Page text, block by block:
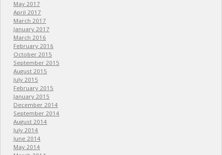
May 2017
April 2017
March 2017
January 2017
March 2016
February 2016
October 2015
September 2015
August 2015
July 2015
February 2015
January 2015
December 2014
September 2014
August 2014
July 2014
June 2014
May 2014